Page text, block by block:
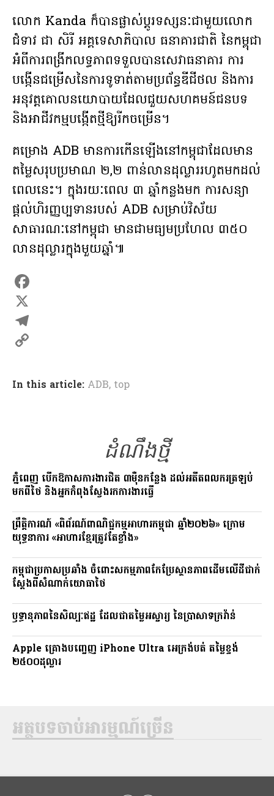
លោក Kanda ក៏បានផ្លាស់ប្តូរទស្សនៈជាមួយលោក
ជំទាវ ជា សិរី អគ្គទេសាភិបាល ធនាគារជាតិ នៃកម្ពុជា
អំពីការពង្រីកលទ្ធភាពទទួលបានសេវាធនាគារ ការ
បង្កើនជម្រើសនៃការទូទាត់តាមប្រព័ន្ធឌីជីថល និងការ
អនុវត្តគោលនយោបាយដែលជួយសហគមន៍ជនបទ
និងអាជីវកម្មបង្កើតថ្មីឱ្យរីកចម្រើន។
គម្រោង ADB មានការកើនឡើងនៅកម្ពុជាដែលមាន
តម្លៃសរុបប្រមាណ ២,២ ពាន់លានដុល្លាររហូតមកដល់
ពេលនេះ។ ក្នុងរយៈពេល ៣ ឆ្នាំកន្លងមក ការសន្យា
ផ្តល់ហិរញ្ញប្បទានរបស់ ADB សម្រាប់វិស័យ
សាធារណៈនៅកម្ពុជា មានជាមធ្យមប្រហែល ៣៥០
លានដុល្លារក្នុងមួយឆ្នាំ៕
F
a
c
b
X
T
l
m
o
n
k
In this article: ADB, top
ដំណឹងថ្មី
ភ្នំពេញ បើកឱកាសការងារជិត ៣ម៉ឺនកន្លែង ដល់អតីតពលករត្រឡប់
មកពីថៃ និងអ្នកកំពុងស្វែងរកការងារធ្វើ
ព្រឹត្តិការណ៍ «ពិព័រណ៍ពាណិជ្ជកម្មអាហារកម្ពុជា ឆ្នាំ២០២៦» ក្រោម
យុទ្ធនាការ «អាហារខ្មែរត្រូវតែខ្លាំង»
កម្ពុជាប្រកាសប្រឆាំង ចំពោះសកម្មភាពកែប្រែស្ថានភាពដើមលើដីជាក់
ស្តែងពីសំណាក់យោធាថៃ
ឫទ្ធានុភាពនៃសិល្បៈឥដ្ឋ ដែលជាតម្លៃអស្ចារ្យ នៃប្រាសាទក្រវ៉ាន់
Apple គ្រោងបញ្ចេញ iPhone Ultra អេក្រង់បត់ តម្លៃខ្ទង់
២៥០០ដុល្លារ
អត្ថបទចាប់អារម្មណ៍ច្រើន